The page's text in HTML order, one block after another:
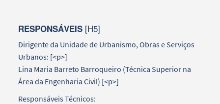
RESPONSÁVEIS [H5]
Dirigente da Unidade de Urbanismo, Obras e Serviços
Urbanos: [<p>]
Lina Maria Barreto Barroqueiro (Técnica Superior na
Área da Engenharia Civil) [<p>]
Responsáveis Técnicos: